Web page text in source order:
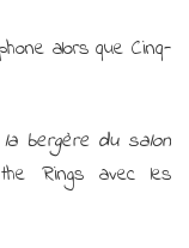
alors que Cinq-
bergère du salon
Rings avec les